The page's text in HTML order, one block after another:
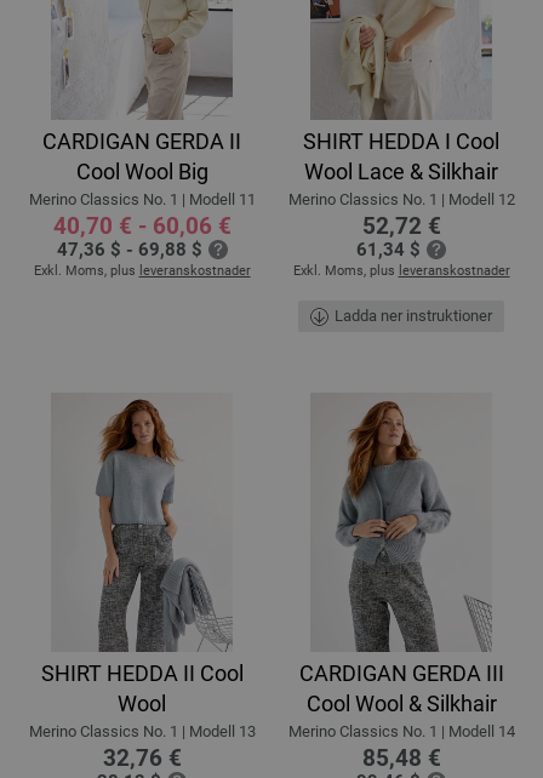
CARDIGAN GERDA II
Cool Wool Big
Merino Classics No. 1 | Modell 11
40,70 € - 60,06 €
47,36 $ - 69,88 $
Exkl. Moms, plus leveranskostnader
SHIRT HEDDA I Cool
Wool Lace & Silkhair
Merino Classics No. 1 | Modell 12
52,72 €
61,34 $
Exkl. Moms, plus leveranskostnader
Ladda ner instruktioner
SHIRT HEDDA II Cool
Wool
Merino Classics No. 1 | Modell 13
32,76 €
CARDIGAN GERDA III
Cool Wool & Silkhair
Merino Classics No. 1 | Modell 14
85,48 €